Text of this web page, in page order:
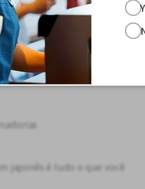
custos de transporte!
parceiros (funcionários)／
japonês é tudo o que você